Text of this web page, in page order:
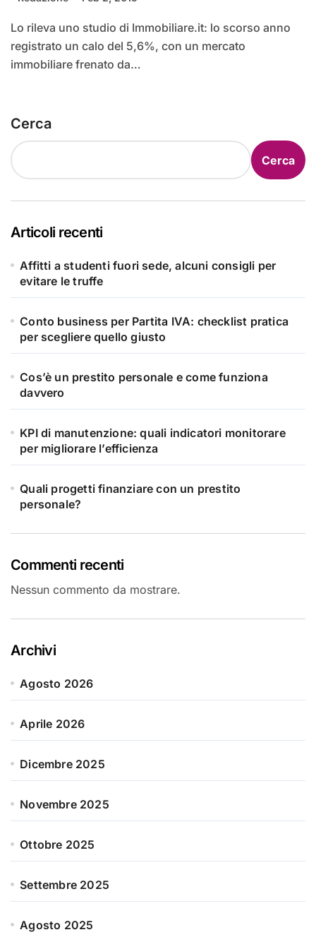
Lo rileva uno studio di Immobiliare.it: lo scorso anno
registrato un calo del 5,6%, con un mercato
immobiliare frenato da…
Cerca
Cerca
Articoli recenti
Affitti a studenti fuori sede, alcuni consigli per
evitare le truffe
Conto business per Partita IVA: checklist pratica
per scegliere quello giusto
Cos’è un prestito personale e come funziona
davvero
KPI di manutenzione: quali indicatori monitorare
per migliorare l’efficienza
Quali progetti finanziare con un prestito
personale?
Commenti recenti
Nessun commento da mostrare.
Archivi
Agosto 2026
Aprile 2026
Dicembre 2025
Novembre 2025
Ottobre 2025
Settembre 2025
Agosto 2025